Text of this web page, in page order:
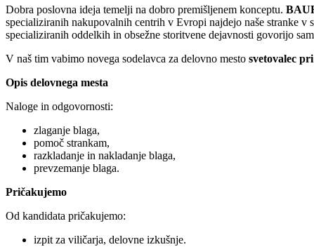
Dobra poslovna ideja temelji na dobro premišljenem konceptu.
specializiranih nakupovalnih centrih v Evropi najdejo naše stranke
specializiranih oddelkih in obsežne storitvene dejavnosti govorijo
V naš tim vabimo novega sodelavca za delovno mesto svetovalec
Opis delovnega mesta
Naloge in odgovornosti:
zlaganje blaga,
pomoč strankam,
razkladanje in nakladanje blaga,
prevzemanje blaga.
Pričakujemo
Od kandidata pričakujemo:
izpit za viličarja, delovne izkušnje.